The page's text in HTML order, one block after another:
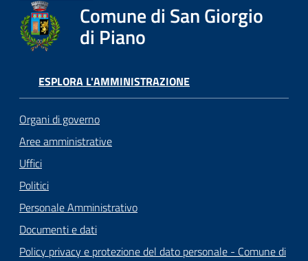
Comune di San Giorgio
di Piano
ESPLORA L'AMMINISTRAZIONE
Organi di governo
Aree amministrative
Uffici
Politici
Personale Amministrativo
Documenti e dati
Policy privacy e protezione del dato personale - Comune di